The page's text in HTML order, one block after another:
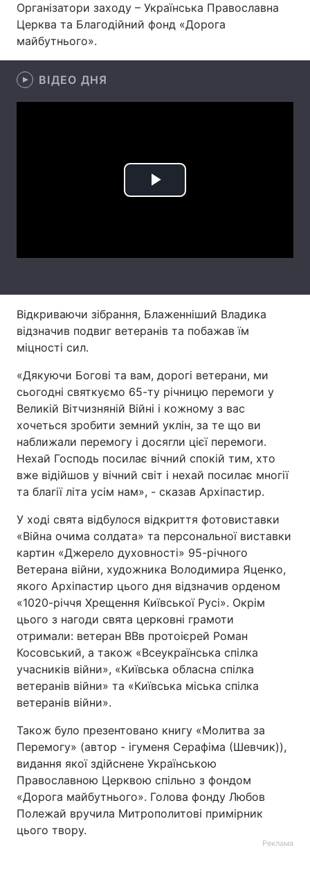
Економіка Світ
Техно і зв'язок
Інтерв'ю Думки
Архів Вакансії
Контакти
Послуги
Тема оформлення
Організатори заходу – Українська Православна
Церква та Благодійний фонд «Дорога
майбутнього».
ВІДЕО ДНЯ
Play
Відкриваючи зібрання, Блаженніший Владика
відзначив подвиг ветеранів та побажав їм
міцності сил.
«Дякуючи Богові та вам, дорогі ветерани, ми
сьогодні святкуємо 65-ту річницю перемоги у
Великій Вітчизняній Війні і кожному з вас
хочеться зробити земний уклін, за те що ви
наближали перемогу і досягли цієї перемоги.
Нехай Господь посилає вічний спокій тим, хто
вже відійшов у вічний світ і нехай посилає многії
та благії літа усім нам», - сказав Архіпастир.
У ході свята відбулося відкриття фотовиставки
«Війна очима солдата» та персональної виставки
картин «Джерело духовності» 95-річного
Ветерана війни, художника Володимира Яценко,
якого Архіпастир цього дня відзначив орденом
«1020-річчя Хрещення Київської Русі». Окрім
цього з нагоди свята церковні грамоти
отримали: ветеран ВВв протоієрей Роман
Косовський, а також «Всеукраїнська спілка
учасників війни», «Київська обласна спілка
ветеранів війни» та «Київська міська спілка
ветеранів війни».
Також було презентовано книгу «Молитва за
Перемогу» (автор - ігуменя Серафіма (Шевчик)),
видання якої здійснене Українською
Православною Церквою спільно з фондом
«Дорога майбутнього». Голова фонду Любов
Полежай вручила Митрополитові примірник
цього твору.
Реклама